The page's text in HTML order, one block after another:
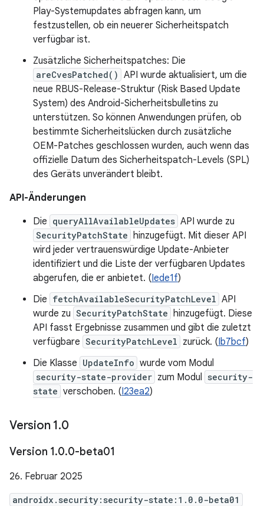
Play-Systemupdates abfragen kann, um
festzustellen, ob ein neuerer Sicherheitspatch
verfügbar ist.
Zusätzliche Sicherheitspatches: Die
areCvesPatched() API wurde aktualisiert, um die
neue RBUS-Release-Struktur (Risk Based Update
System) des Android-Sicherheitsbulletins zu
unterstützen. So können Anwendungen prüfen, ob
bestimmte Sicherheitslücken durch zusätzliche
OEM-Patches geschlossen wurden, auch wenn das
offizielle Datum des Sicherheitspatch-Levels (SPL)
des Geräts unverändert bleibt.
API-Änderungen
Die queryAllAvailableUpdates API wurde zu
SecurityPatchState hinzugefügt. Mit dieser API
wird jeder vertrauenswürdige Update-Anbieter
identifiziert und die Liste der verfügbaren Updates
abgerufen, die er anbietet. (Iede1f)
Die fetchAvailableSecurityPatchLevel API
wurde zu SecurityPatchState hinzugefügt. Diese
API fasst Ergebnisse zusammen und gibt die zuletzt
verfügbare SecurityPatchLevel zurück. (Ib7bcf)
Die Klasse UpdateInfo wurde vom Modul
security-state-provider zum Modul security-
state verschoben. (I23ea2)
Version 1.0
Version 1.0.0-beta01
26. Februar 2025
androidx.security:security-state:1.0.0-beta01